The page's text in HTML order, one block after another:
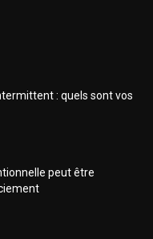
: quels sont vos
peut être